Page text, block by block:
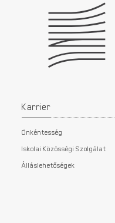
Karrier
Önkéntesség
Iskolai Közösségi Szolgálat
Álláslehetőségek